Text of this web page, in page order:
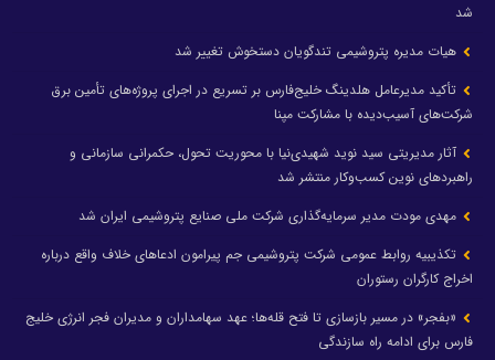
شد
هیات مدیره پتروشیمی تندگویان دستخوش تغییر شد
تأکید مدیرعامل هلدینگ خلیج‌فارس بر تسریع در اجرای پروژه‌های تأمین برق
شرکت‌های آسیب‌دیده با مشارکت مپنا
آثار مدیریتی سید نوید شهیدی‌نیا با محوریت تحول، حکمرانی سازمانی و
راهبردهای نوین کسب‌وکار منتشر شد
مهدی مودت مدیر سرمایه‌گذاری شرکت ملی صنایع پتروشیمی ایران شد
تکذیبیه روابط عمومی شرکت پتروشیمی جم پیرامون ادعاهای خلاف واقع درباره
اخراج کارگران رستوران
«بفجر» در مسیر بازسازی تا فتح قله‌ها؛ عهد سهامداران و مدیران فجر انرژی خلیج
فارس برای ادامه راه سازندگی